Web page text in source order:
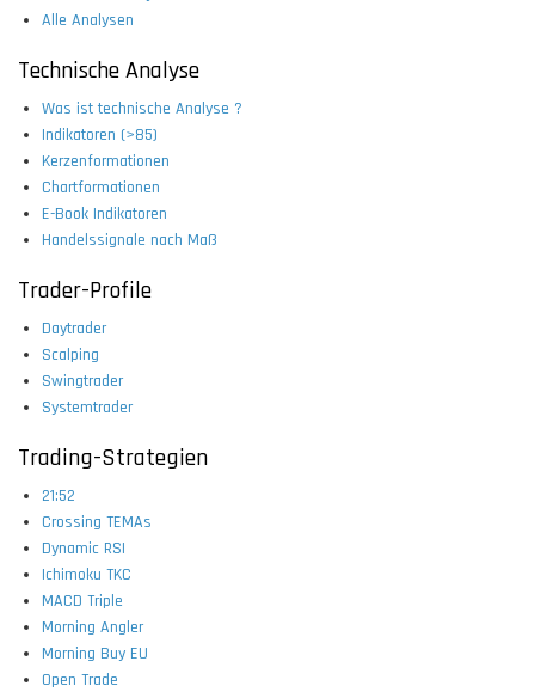
Alle Analysen
Technische Analyse
Was ist technische Analyse ?
Indikatoren (>85)
Kerzenformationen
Chartformationen
E-Book Indikatoren
Handelssignale nach Maß
Trader-Profile
Daytrader
Scalping
Swingtrader
Systemtrader
Trading-Strategien
21:52
Crossing TEMAs
Dynamic RSI
Ichimoku TKC
MACD Triple
Morning Angler
Morning Buy EU
Open Trade